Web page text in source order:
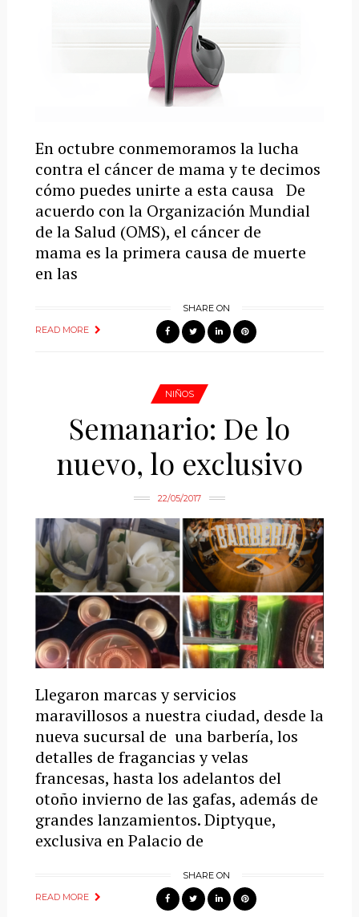
En octubre conmemoramos la lucha
contra el cáncer de mama y te decimos
cómo puedes unirte a esta causa De
acuerdo con la Organización Mundial
de la Salud (OMS), el cáncer de
mama es la primera causa de muerte
en las
READ MORE
SHARE ON
NIÑOS
Semanario: De lo
nuevo, lo exclusivo
22/05/2017
Llegaron marcas y servicios
maravillosos a nuestra ciudad, desde la
nueva sucursal de una barbería, los
detalles de fragancias y velas
francesas, hasta los adelantos del
otoño invierno de las gafas, además de
grandes lanzamientos. Diptyque,
exclusiva en Palacio de
READ MORE
SHARE ON